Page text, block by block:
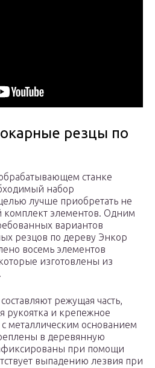
резцы по
станке
набор
лучше приобретать не
комплект элементов. Одним
вариантов
резцов по дереву Энкор
восемь элементов
изготовлены из
режущая часть,
рукоятка и крепежное
металлическим основанием
в деревянную
при помощи
выпадению лезвия при